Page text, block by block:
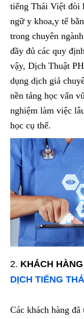
tiếng Thái Việt đòi
ngữ y khoa,y tế
trong chuyên
đầy đủ các quy
vậy, Dịch Thuật
dụng dịch giả
nền tảng học vấn
nghiệm làm việc
học cụ thể.
KHÁCH
DỊCH TIẾNG
Các khách hàng